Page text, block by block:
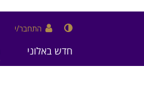
התחבר/י
חדש באלוני